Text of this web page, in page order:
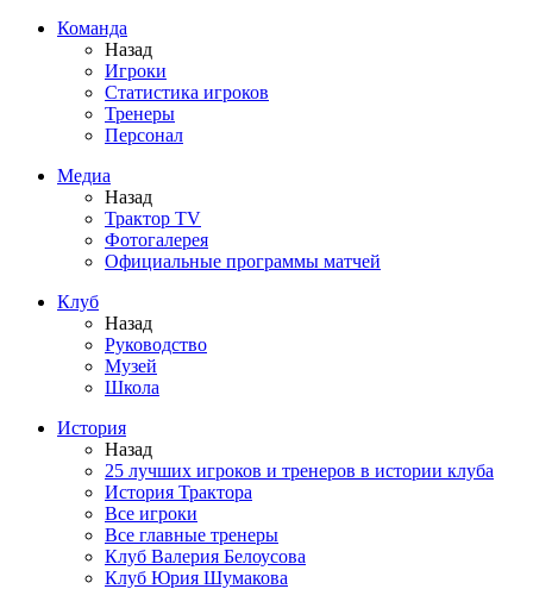
Команда
Назад
Игроки
Статистика игроков
Тренеры
Персонал
Медиа
Назад
Трактор TV
Фотогалерея
Официальные программы матчей
Клуб
Назад
Руководство
Музей
Школа
История
Назад
25 лучших игроков и тренеров в истории клуба
История Трактора
Все игроки
Все главные тренеры
Клуб Валерия Белоусова
Клуб Юрия Шумакова